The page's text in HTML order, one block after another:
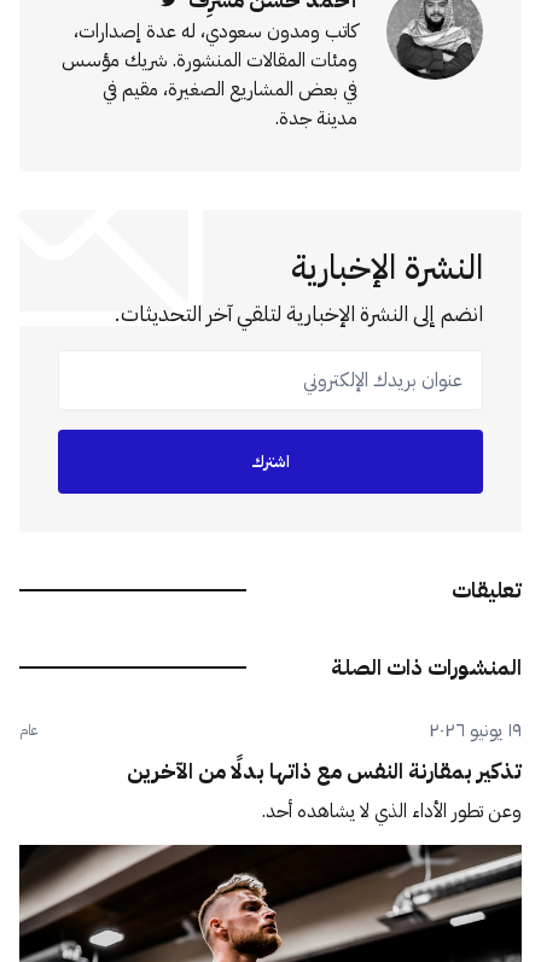
كاتب ومدون سعودي، له عدة إصدارات،
ومئات المقالات المنشورة. شريك مؤسس
في بعض المشاريع الصغيرة، مقيم في
مدينة جدة.
النشرة الإخبارية
انضم إلى النشرة الإخبارية لتلقي آخر التحديثات.
عنوان بريدك الإلكتروني
اشترك
تعليقات
المنشورات ذات الصلة
١٩ يونيو ٢٠٢٦ عام
تذكير بمقارنة النفس مع ذاتها بدلًا من الآخرين
وعن تطور الأداء الذي لا يشاهده أحد.